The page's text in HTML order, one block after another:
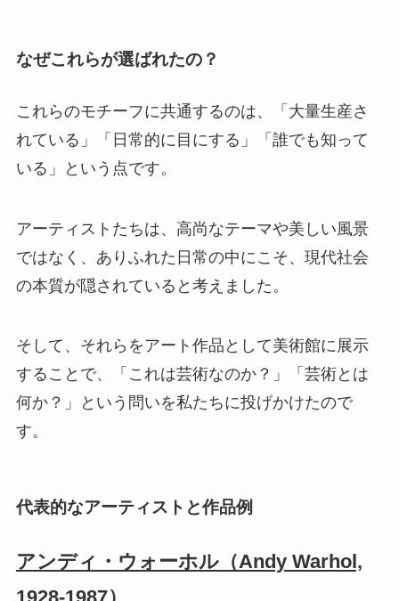
なぜこれらが選ばれたの？
これらのモチーフに共通するのは、「大量生産さ
れている」「日常的に目にする」「誰でも知って
いる」という点です。
アーティストたちは、高尚なテーマや美しい風景
ではなく、ありふれた日常の中にこそ、現代社会
の本質が隠されていると考えました。
そして、それらをアート作品として美術館に展示
することで、「これは芸術なのか？」「芸術とは
何か？」という問いを私たちに投げかけたので
す。
代表的なアーティストと作品例
アンディ・ウォーホル（Andy Warhol,